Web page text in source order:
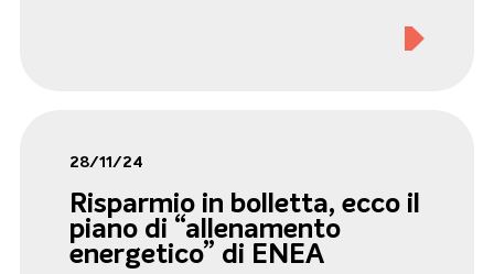
28/11/24
Risparmio in bolletta, ecco il
piano di “allenamento
energetico” di ENEA